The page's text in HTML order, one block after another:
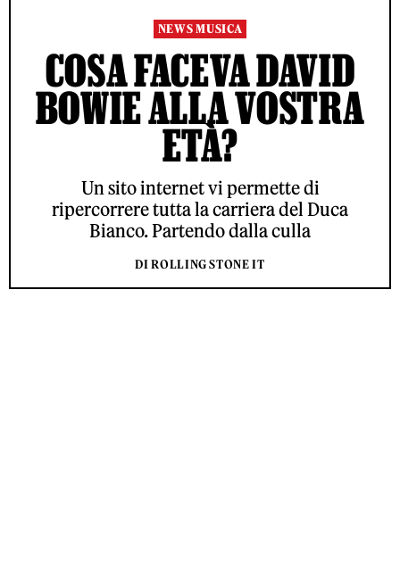
NEWS MUSICA
COSA FACEVA DAVID
BOWIE ALLA VOSTRA
ETÀ?
Un sito internet vi permette di
ripercorrere tutta la carriera del Duca
Bianco. Partendo dalla culla
DI ROLLING STONE IT